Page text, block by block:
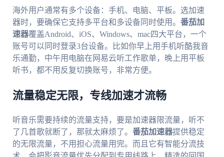
海外用户通常有多个设备：手机、电脑、平板。选加速
器时，要确保它支持多平台和多设备同时使用。 番茄加
速器覆盖Android、iOS、Windows、mac四大平台，一个
账号可以同时登录3台设备。比如你早上用手机听酷我音
乐通勤，中午用电脑在网易云听工作歌单，晚上用平板
听书，都不用反复切换账号，非常方便。
流量稳定无限，专线加速才流畅
听音乐需要持续的流量支持，要是加速器限流量，听不
了几首歌就断了，那就太麻烦了。 番茄加速器提供稳定
的无限流量，不用担心流量用完。而且它有智能分流技